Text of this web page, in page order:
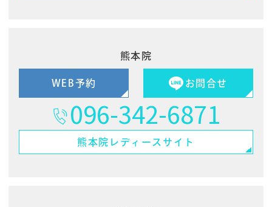
熊本院
WEB予約 お問合せ
096-342-6871
熊本院 レディースサイト